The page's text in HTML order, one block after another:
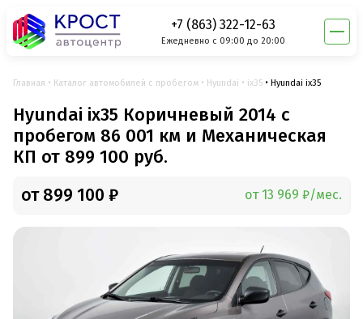
+7 (863) 322-12-63
Ежедневно с 09:00 до 20:00
Главная Каталог автомобилей с пробегом Hyundai ix35 Hyundai ix35
Hyundai ix35 Коричневый 2014 с
пробегом 86 001 км и Механическая
КП от 899 100 руб.
от 899 100 ₽ от 13 969 ₽/мес.